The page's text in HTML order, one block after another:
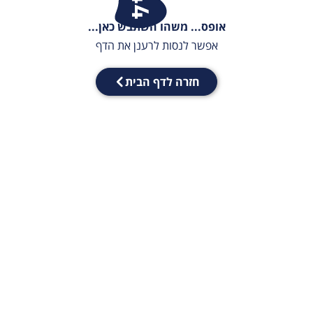
אופס... משהו השתבש כאן...
אפשר לנסות לרענן את הדף
חזרה לדף הבית